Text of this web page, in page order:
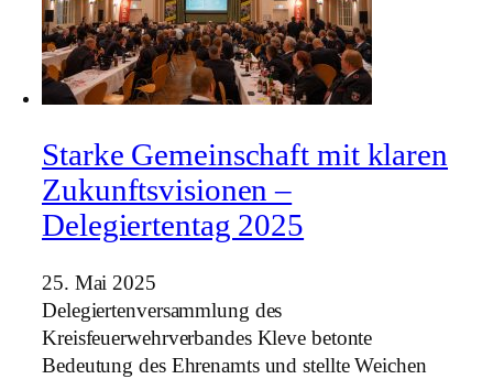
Starke Gemeinschaft mit klaren
Zukunftsvisionen –
Delegiertentag 2025
25. Mai 2025
Delegiertenversammlung des
Kreisfeuerwehrverbandes Kleve betonte
Bedeutung des Ehrenamts und stellte Weichen